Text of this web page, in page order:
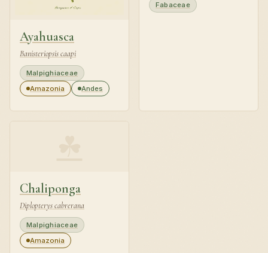
Ayahuasca
Banisteriopsis caapi
Malpighiaceae
Amazonia
Andes
Fabaceae
Chaliponga
Diplopterys cabrerana
Malpighiaceae
Amazonia